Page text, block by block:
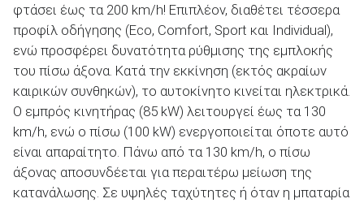
φτάσει έως τα 200 km/h! Επιπλέον, διαθέτει τέσσερα
προφίλ οδήγησης (Eco, Comfort, Sport και Individual),
ενώ προσφέρει δυνατότητα ρύθμισης της εμπλοκής
του πίσω άξονα. Κατά την εκκίνηση (εκτός ακραίων
καιρικών συνθηκών), το αυτοκίνητο κινείται ηλεκτρικά.
Ο εμπρός κινητήρας (85 kW) λειτουργεί έως τα 130
km/h, ενώ ο πίσω (100 kW) ενεργοποιείται όποτε αυτό
είναι απαραίτητο. Πάνω από τα 130 km/h, ο πίσω
άξονας αποσυνδέεται για περαιτέρω μείωση της
κατανάλωσης. Σε υψηλές ταχύτητες ή όταν η μπαταρία